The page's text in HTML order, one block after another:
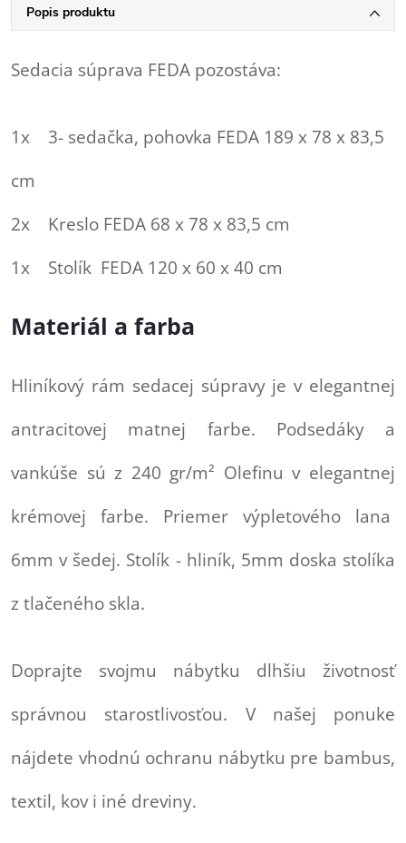
Popis produktu
Sedacia súprava FEDA pozostáva:
1x 3- sedačka, pohovka FEDA 189 x 78 x 83,5
cm
2x Kreslo FEDA 68 x 78 x 83,5 cm
1x Stolík FEDA 120 x 60 x 40 cm
Materiál a farba
Hliníkový rám sedacej súpravy je v elegantnej
antracitovej matnej farbe. Podsedáky a
vankúše sú z 240 gr/m² Olefinu v elegantnej
krémovej farbe. Priemer výpletového lana
6mm v šedej. Stolík - hliník, 5mm doska stolíka
z tlačeného skla.
Doprajte svojmu nábytku dlhšiu životnosť
správnou starostlivosťou. V našej ponuke
nájdete vhodnú ochranu nábytku pre bambus,
textil, kov i iné dreviny.